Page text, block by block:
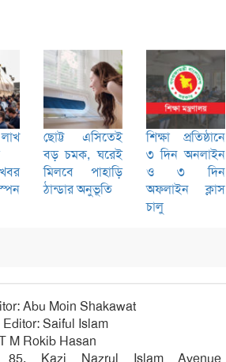
ছোট্ট এসিতেই
বড় চমক, ঘরেই
মিলবে পাহাড়ি
ঠান্ডার অনুভূতি
শিক্ষা প্রতিষ্ঠানে
৩ দিন অনলাইন
ও ৩ দিন
অফলাইন ক্লাস
চালু
Abu Moin Shakawat
Saiful Islam
M Rokib Hasan
85, Kazi Nazrul Islam Avenue